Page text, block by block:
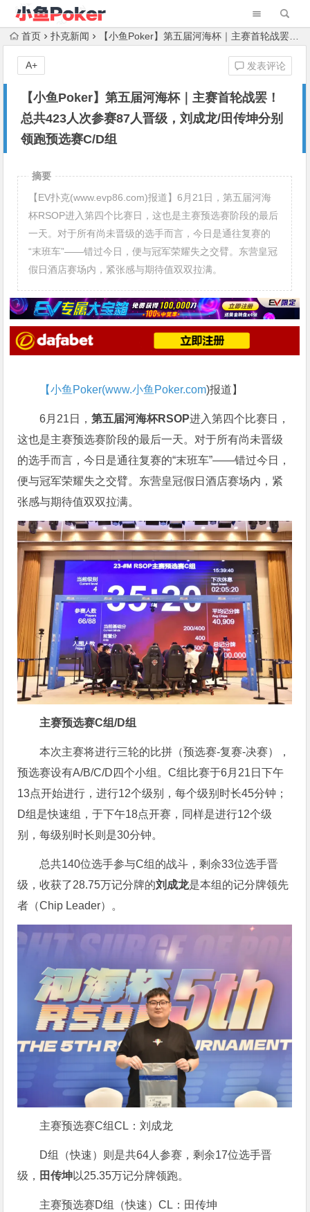
首页 扑克新闻 【小鱼Poker】第五届河海杯｜主赛首轮战罢！总共423人次参赛87人晋级，刘成龙/田传坤分别领跑预选赛C/D组
【小鱼Poker】第五届河海杯｜主赛首轮战罢！
总共423人次参赛87人晋级，刘成龙/田传坤分别
领跑预选赛C/D组
发表评论
A+
摘要
【EV扑克(www.evp86.com)报道】6月21日，第五届河海
杯RSOP进入第四个比赛日，这也是主赛预选赛阶段的最后
一天。对于所有尚未晋级的选手而言，今日是通往复赛的
“末班车”——错过今日，便与冠军荣耀失之交臂。东营皇冠
假日酒店赛场内，紧张感与期待值双双拉满。
【小鱼Poker(www.小鱼Poker.com)报道】
6月21日，第五届河海杯RSOP进入第四个比赛日，
这也是主赛预选赛阶段的最后一天。对于所有尚未晋级
的选手而言，今日是通往复赛的“末班车”——错过今日，
便与冠军荣耀失之交臂。东营皇冠假日酒店赛场内，紧
张感与期待值双双拉满。
主赛预选赛C组/D组
本次主赛将进行三轮的比拼（预选赛-复赛-决赛），
预选赛设有A/B/C/D四个小组。C组比赛于6月21日下午
13点开始进行，进行12个级别，每个级别时长45分钟；
D组是快速组，于下午18点开赛，同样是进行12个级
别，每级别时长则是30分钟。
总共140位选手参与C组的战斗，剩余33位选手晋
级，收获了28.75万记分牌的刘成龙是本组的记分牌领先
者（Chip Leader）。
主赛预选赛C组CL：刘成龙
D组（快速）则是共64人参赛，剩余17位选手晋
级， 田传坤以25.35万记分牌领跑。
主赛预选赛D组（快速）CL：田传坤